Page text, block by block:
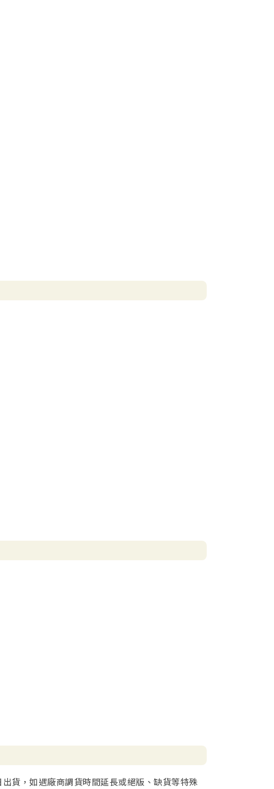
貨，如遇廠商調貨時間延長或絕版、缺貨等特殊